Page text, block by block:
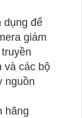
dụng để
giám
và các bộ
nguồn
hãng